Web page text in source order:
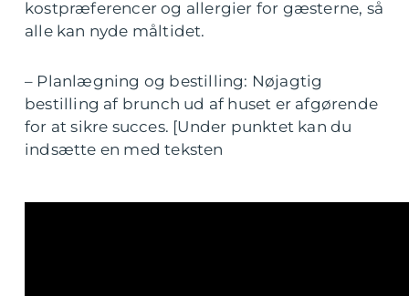
kostpræferencer og allergier for gæsterne, så
alle kan nyde måltidet.
– Planlægning og bestilling: Nøjagtig
bestilling af brunch ud af huset er afgørende
for at sikre succes. [Under punktet kan du
indsætte en med teksten